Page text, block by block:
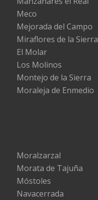
Meco
Mejorada del Campo
Miraflores de la Sierra
El Molar
Los Molinos
Montejo de la Sierra
Moraleja de Enmedio
Moralzarzal
Morata de Tajuña
Móstoles
Navacerrada